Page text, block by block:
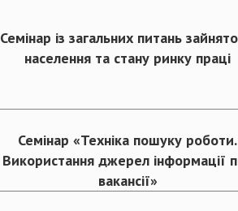
Семінар із загальних питань
населення та стану ринку праці
Семінар «Техніка пошуку роботи.
Використання джерел інформації
вакансії»